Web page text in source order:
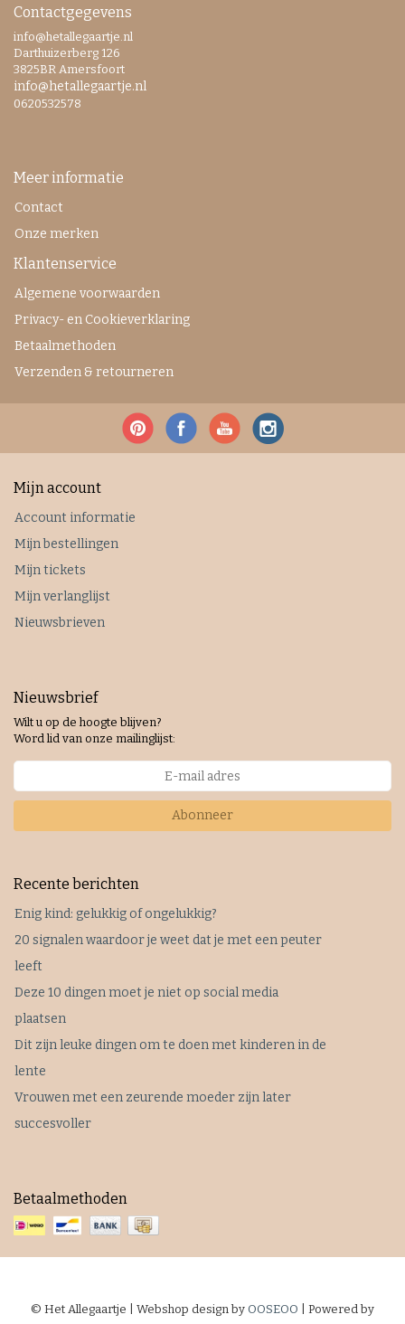
Contactgegevens
info@hetallegaartje.nl
Darthuizerberg 126
3825BR Amersfoort
info@hetallegaartje.nl
0620532578
Meer informatie
Contact
Onze merken
Klantenservice
Algemene voorwaarden
Privacy- en Cookieverklaring
Betaalmethoden
Verzenden & retourneren
Mijn account
Account informatie
Mijn bestellingen
Mijn tickets
Mijn verlanglijst
Nieuwsbrieven
Nieuwsbrief
Wilt u op de hoogte blijven?
Word lid van onze mailinglijst:
Abonneer
Recente berichten
Enig kind: gelukkig of ongelukkig?
20 signalen waardoor je weet dat je met een peuter
leeft
Deze 10 dingen moet je niet op social media
plaatsen
Dit zijn leuke dingen om te doen met kinderen in de
lente
Vrouwen met een zeurende moeder zijn later
succesvoller
Betaalmethoden
© Het Allegaartje | Webshop design by OOSEOO | Powered by